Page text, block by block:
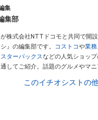
集
集部
株式会社NTTドコモと共同で開
』の編集部です。 コストコや業
スターバックスなどの人気ショッ
してご紹介。話題のグルメやマニ
使用してレビューしています。
このイチオシストの